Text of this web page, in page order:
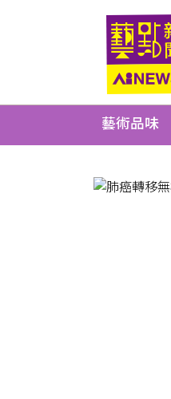
藝術品味